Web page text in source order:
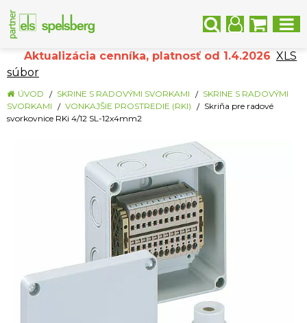
Aktualizácia cenníka, platnosť od 1.4.2026 XLS
súbor
ÚVOD SKRINE S RADOVÝMI SVORKAMI
SKRINE S RADOVÝMI
SVORKAMI
VONKAJŠIE PROSTREDIE (RKI)
Skriňa pre radové
svorkovnice RKi 4/12 SL-12x4mm2